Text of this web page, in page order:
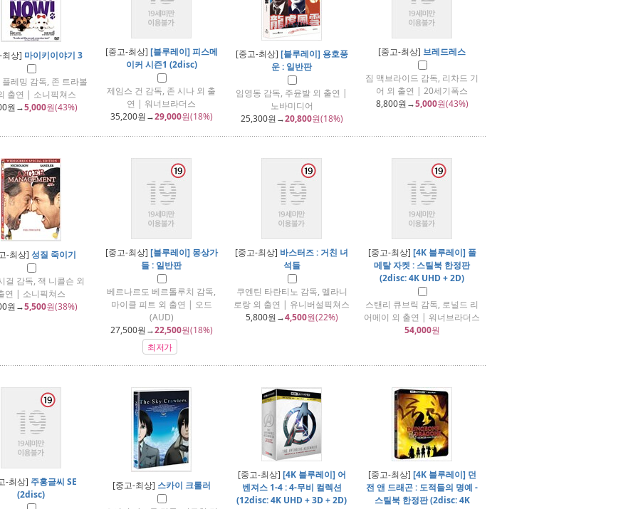
상] 마이키이야기 3
플레밍 감독, 존 트라볼
출연 | 소니픽쳐스
원→5,000원(43%)
[중고-최상] [블루레이] 피스메
이커 시즌1 (2disc)
제임스 건 감독, 존 시나 외 출
연 | 워너브라더스
35,200원→29,000원(18%)
[중고-최상] [블루레이] 용호풍
운 : 일반판
임영동 감독, 주윤발 외 출연 |
노바미디어
25,300원→20,800원(18%)
[중고-최상] 브레드레스
짐 맥브라이드 감독, 리차드 기
어 외 출연 | 20세기폭스
8,800원→5,000원(43%)
-최상] 성질 죽이기
걸 감독, 잭 니콜슨 외
연 | 소니픽쳐스
원→5,500원(38%)
[중고-최상] [블루레이] 몽상가
들 : 일반판
베르나르도 베르톨루치 감독,
마이클 피트 외 출연 | 오드
(AUD)
27,500원→22,500원(18%)
최저가
[중고-최상] 바스터즈 : 거친 녀
석들
쿠엔틴 타란티노 감독, 멜라니
로랑 외 출연 | 유니버설픽쳐스
5,800원→4,500원(22%)
[중고-최상] [4K 블루레이] 풀
메탈 자켓 : 스틸북 한정판
(2disc: 4K UHD + 2D)
스탠리 큐브릭 감독, 로널드 리
어메이 외 출연 | 워너브라더스
54,000원
-최상] 주홍글씨 SE
(2disc)
[중고-최상] 스카이 크롤러
[중고-최상] [4K 블루레이] 어
벤져스 1-4 : 4-무비 컬렉션
(12disc: 4K UHD + 3D + 2D)
[중고-최상] [4K 블루레이] 던
전 앤 드래곤 : 도적들의 명예 -
스틸북 한정판 (2disc: 4K